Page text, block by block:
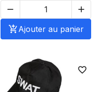


Ajouter au panier
favorite_border